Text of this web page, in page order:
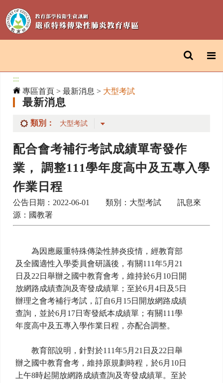
:::
專區首頁 > 最新消息 > 大型考試
最新消息
類別：
配合會考補行考試成績單寄發作
業， 調整111學年度高中及五專入學
作業日程
公告日期：2022-06-01 類別：大型考試 訊息來
源：國教署
為因應嚴重特殊傳染性肺炎疫情，經教育部
及全國適性入學委員會研議後，有關111年5月21
日及22日舉辦之國中教育會考，維持於6月10日開
放網路成績查詢及寄發成績單；至於6月4日及5日
辦理之會考補行考試，訂自6月15日開放網路成績
查詢，並於6月17日寄發紙本成績單；有關111學
年度高中及五專入學作業日程，亦配合調整。
教育部說明，針對於111年5月21日及22日舉
辦之國中教育會考，維持原規劃時程，於6月10日
上午8時起開放網路成績查詢及寄發成績單。至於